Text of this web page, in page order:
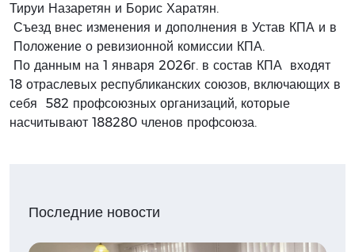
Тируи Назаретян и Борис Харатян.
Съезд внес изменения и дополнения в Устав КПА и в
Положение о ревизионной комиссии КПА.
По данным на 1 января 2026г. в состав КПА входят
18 отраслевых республиканских союзов, включающих в
себя 582 профсоюзных организаций, которые
насчитывают 188280 членов профсоюза.
Последние новости